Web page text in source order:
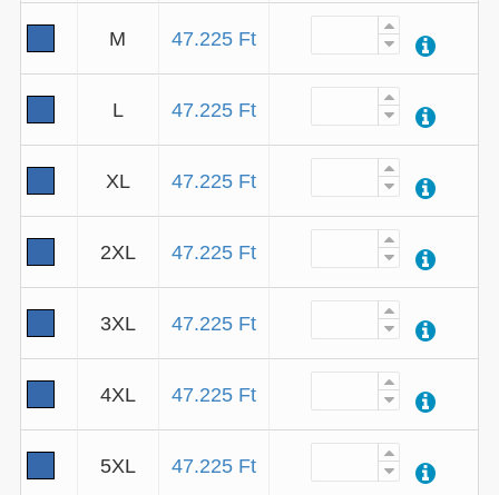
M 47.225 Ft
L 47.225 Ft
XL 47.225 Ft
2XL 47.225 Ft
3XL 47.225 Ft
4XL 47.225 Ft
5XL 47.225 Ft